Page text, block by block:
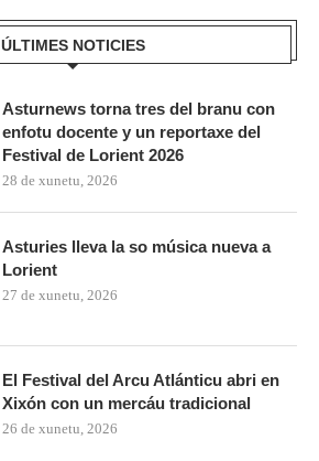
ÚLTIMES NOTICIES
Asturnews torna tres del branu con
enfotu docente y un reportaxe del
Festival de Lorient 2026
28 de xunetu, 2026
Asturies lleva la so música nueva a
Lorient
27 de xunetu, 2026
El Festival del Arcu Atlánticu abri en
Xixón con un mercáu tradicional
26 de xunetu, 2026